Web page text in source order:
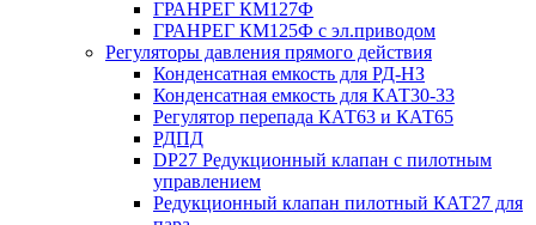
ГРАНРЕГ КМ127Ф
ГРАНРЕГ КМ125Ф с эл.приводом
Регуляторы давления прямого действия
Конденсатная емкость для РД-НЗ
Конденсатная емкость для КАТ30-33
Регулятор перепада КАТ63 и КАТ65
РДПД
DP27 Редукционный клапан с пилотным
управлением
Редукционный клапан пилотный КАТ27 для